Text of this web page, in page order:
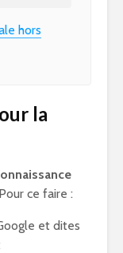
hors
la
ce faire :
et dites